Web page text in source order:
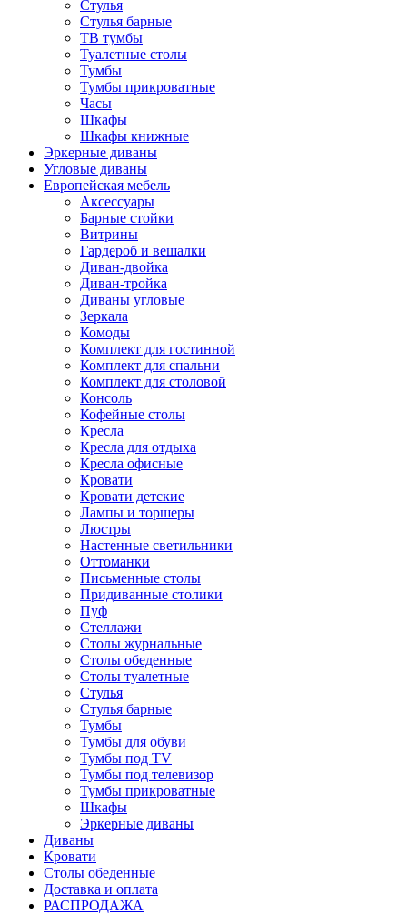
Стулья
Стулья барные
ТВ тумбы
Туалетные столы
Тумбы
Тумбы прикроватные
Часы
Шкафы
Шкафы книжные
Эркерные диваны
Угловые диваны
Европейская мебель
Аксессуары
Барные стойки
Витрины
Гардероб и вешалки
Диван-двойка
Диван-тройка
Диваны угловые
Зеркала
Комоды
Комплект для гостинной
Комплект для спальни
Комплект для столовой
Консоль
Кофейные столы
Кресла
Кресла для отдыха
Кресла офисные
Кровати
Кровати детские
Лампы и торшеры
Люстры
Настенные светильники
Оттоманки
Письменные столы
Придиванные столики
Пуф
Стеллажи
Столы журнальные
Столы обеденные
Столы туалетные
Стулья
Стулья барные
Тумбы
Тумбы для обуви
Тумбы под TV
Тумбы под телевизор
Тумбы прикроватные
Шкафы
Эркерные диваны
Диваны
Кровати
Столы обеденные
Доставка и оплата
РАСПРОДАЖА